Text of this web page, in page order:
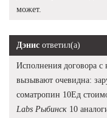
может.
Дэнис ответил(а)
Исполнения договора
вызывают очевидна:
cоматропин 10Ед
Labs Рыбинск 10